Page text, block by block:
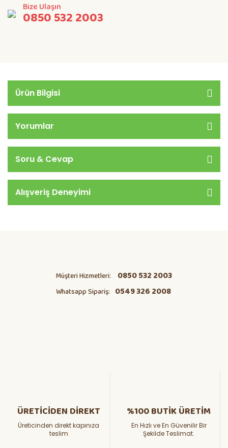
Bize Ulaşın
0850 532 2003
Ürün Bilgisi
Yorumlar
Soru & Cevap
Alışveriş Deneyimi
Müşteri Hizmetleri: 0850 532 2003
Whatsapp Sipariş: 0549 326 2008
ÜRETİCİDEN DİREKT
Üreticinden direkt kapınıza
teslim
%100 BUTİK ÜRETİM
En Hızlı ve En Güvenilir Bir
Şekilde Teslimat.